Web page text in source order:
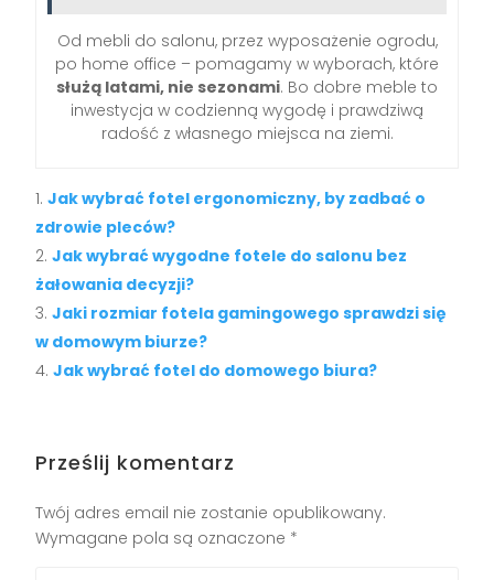
Od mebli do salonu, przez wyposażenie ogrodu,
po home office – pomagamy w wyborach, które
służą latami, nie sezonami. Bo dobre meble to
inwestycja w codzienną wygodę i prawdziwą
radość z własnego miejsca na ziemi.
Jak wybrać fotel ergonomiczny, by zadbać o
zdrowie pleców?
Jak wybrać wygodne fotele do salonu bez
żałowania decyzji?
Jaki rozmiar fotela gamingowego sprawdzi się
w domowym biurze?
Jak wybrać fotel do domowego biura?
Prześlij komentarz
Twój adres email nie zostanie opublikowany.
Wymagane pola są oznaczone *